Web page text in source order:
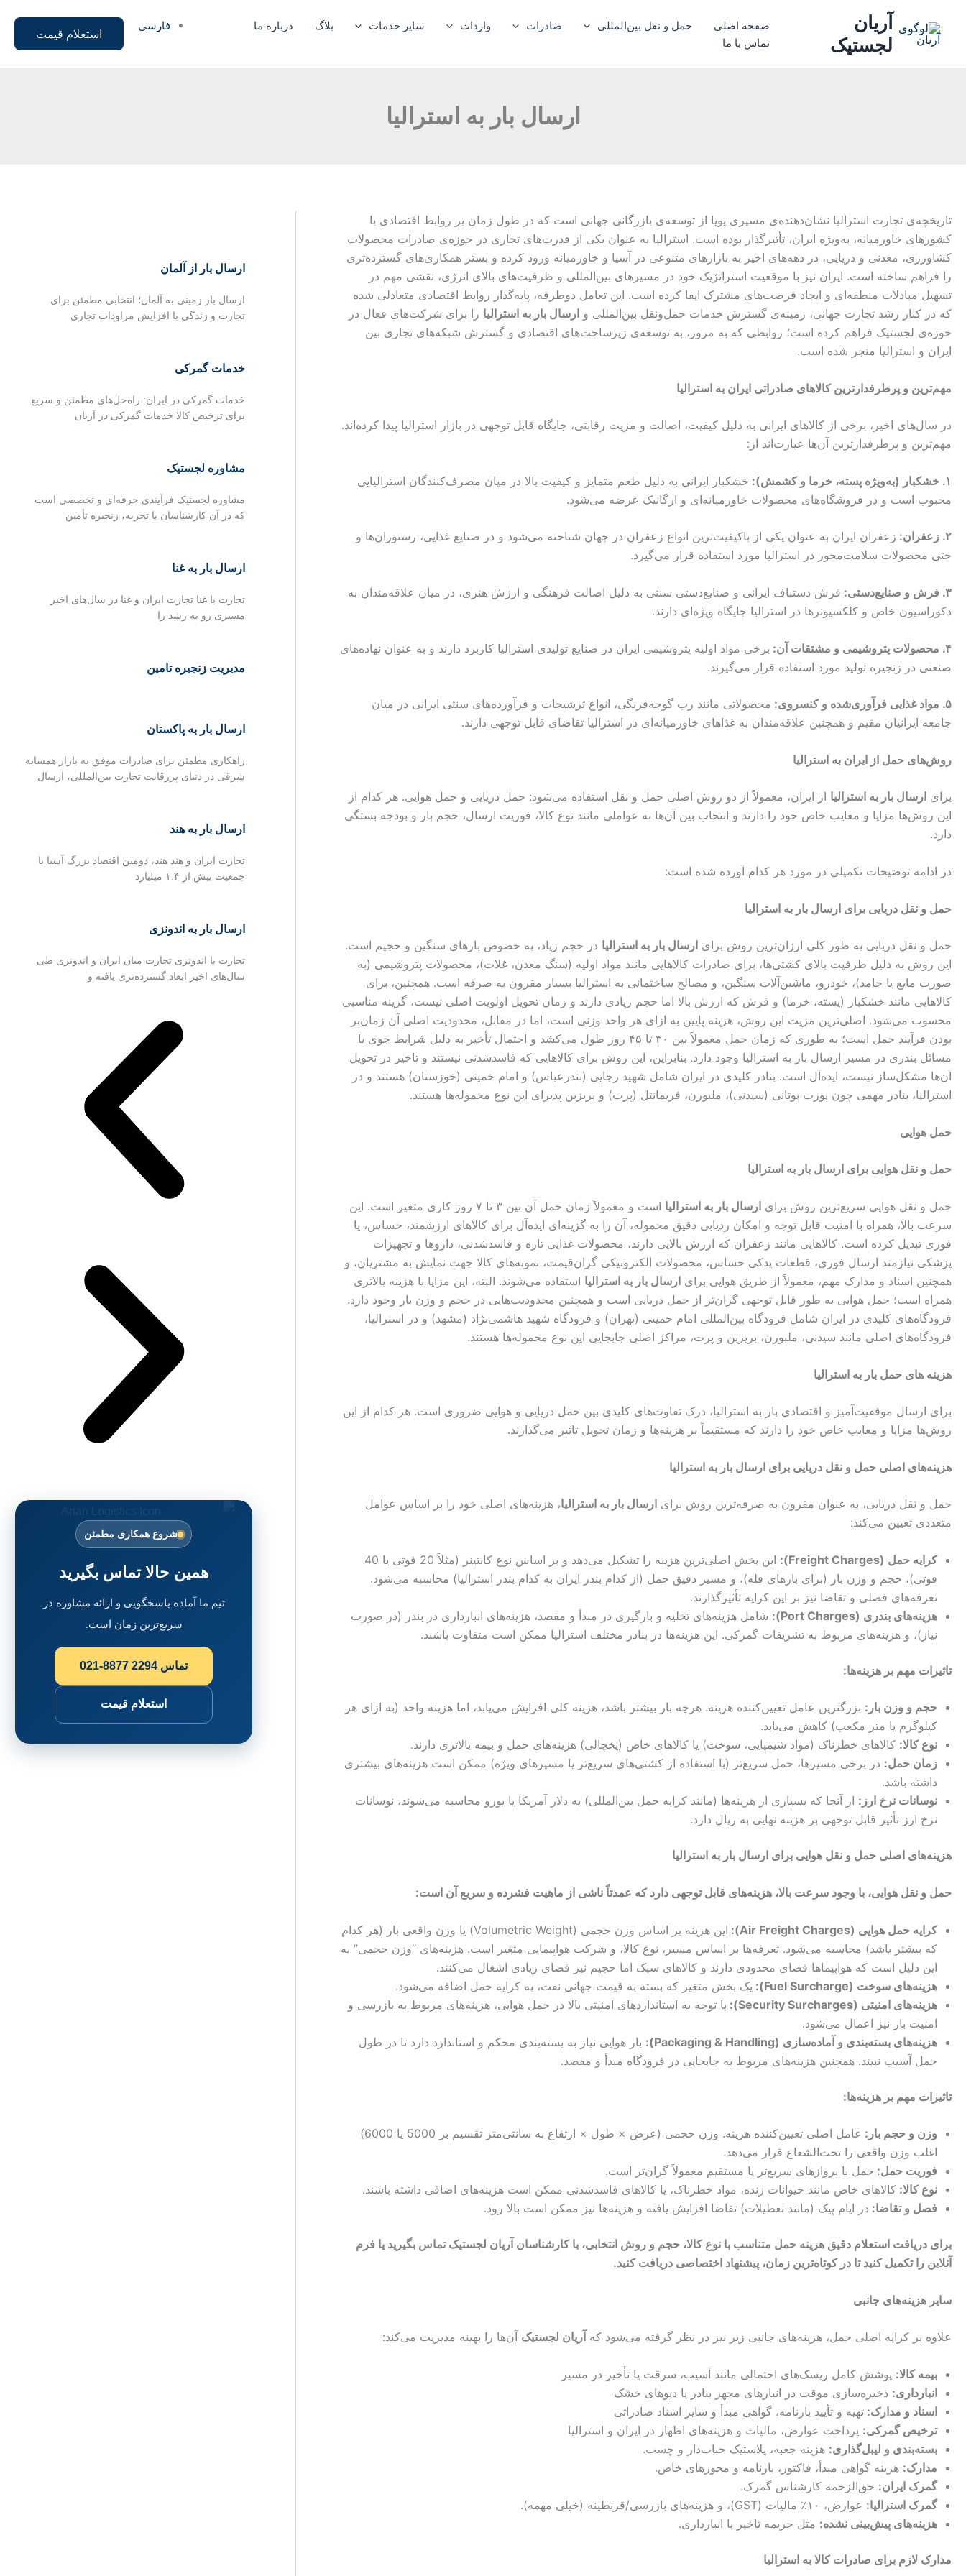
آریان
لجستیک
صفحه اصلی حمل و نقل بین‌المللی صادرات واردات سایر خدمات بلاگ
درباره ما
تماس با ما
فارسی
استعلام قیمت
ارسال بار به استرالیا
تاریخچه‌ی تجارت استرالیا نشان‌دهنده‌ی مسیری پویا از توسعه‌ی بازرگانی جهانی است که در طول زمان بر روابط اقتصادی با
کشورهای خاورمیانه، به‌ویژه ایران، تأثیرگذار بوده است. استرالیا به عنوان یکی از قدرت‌های تجاری در حوزه‌ی صادرات محصولات
کشاورزی، معدنی و دریایی، در دهه‌های اخیر به بازارهای متنوعی در آسیا و خاورمیانه ورود کرده و بستر همکاری‌های گسترده‌تری
را فراهم ساخته است. ایران نیز با موقعیت استراتژیک خود در مسیرهای بین‌المللی و ظرفیت‌های بالای انرژی، نقشی مهم در
تسهیل مبادلات منطقه‌ای و ایجاد فرصت‌های مشترک ایفا کرده است. این تعامل دوطرفه، پایه‌گذار روابط اقتصادی متعادلی شده
که در کنار رشد تجارت جهانی، زمینه‌ی گسترش خدمات حمل‌ونقل بین‌المللی و ارسال بار به استرالیا را برای شرکت‌های فعال در
حوزه‌ی لجستیک فراهم کرده است؛ روابطی که به مرور، به توسعه‌ی زیرساخت‌های اقتصادی و گسترش شبکه‌های تجاری بین
ایران و استرالیا منجر شده است.
مهم‌ترین و پرطرفدارترین کالاهای صادراتی ایران به استرالیا
در سال‌های اخیر، برخی از کالاهای ایرانی به دلیل کیفیت، اصالت و مزیت رقابتی، جایگاه قابل توجهی در بازار استرالیا پیدا کرده‌اند.
مهم‌ترین و پرطرفدارترین آن‌ها عبارت‌اند از:
۱. خشکبار (به‌ویژه پسته، خرما و کشمش):
خشکبار ایرانی به دلیل طعم متمایز و کیفیت بالا در میان مصرف‌کنندگان استرالیایی
محبوب است و در فروشگاه‌های محصولات خاورمیانه‌ای و ارگانیک عرضه می‌شود.
۲. زعفران:
زعفران ایران به عنوان یکی از باکیفیت‌ترین انواع زعفران در جهان شناخته می‌شود و در صنایع غذایی، رستوران‌ها و
حتی محصولات سلامت‌محور در استرالیا مورد استفاده قرار می‌گیرد.
۳. فرش و صنایع‌دستی:
فرش دستباف ایرانی و صنایع‌دستی سنتی به دلیل اصالت فرهنگی و ارزش هنری، در میان علاقه‌مندان به
دکوراسیون خاص و کلکسیونرها در استرالیا جایگاه ویژه‌ای دارند.
۴. محصولات پتروشیمی و مشتقات آن:
برخی مواد اولیه پتروشیمی ایران در صنایع تولیدی استرالیا کاربرد دارند و به عنوان نهاده‌های
صنعتی در زنجیره تولید مورد استفاده قرار می‌گیرند.
۵. مواد غذایی فرآوری‌شده و کنسروی:
محصولاتی مانند رب گوجه‌فرنگی، انواع ترشیجات و فرآورده‌های سنتی ایرانی در میان
جامعه ایرانیان مقیم و همچنین علاقه‌مندان به غذاهای خاورمیانه‌ای در استرالیا تقاضای قابل توجهی دارند.
روش‌های حمل از ایران به استرالیا
برای ارسال بار به استرالیا از ایران، معمولاً از دو روش اصلی حمل و نقل استفاده می‌شود: حمل دریایی و حمل هوایی. هر کدام از
این روش‌ها مزایا و معایب خاص خود را دارند و انتخاب بین آن‌ها به عواملی مانند نوع کالا، فوریت ارسال، حجم بار و بودجه بستگی
دارد.
در ادامه توضیحات تکمیلی در مورد هر کدام آورده شده است:
حمل و نقل دریایی برای ارسال بار به استرالیا
حمل و نقل دریایی به طور کلی ارزان‌ترین روش برای ارسال بار به استرالیا در حجم زیاد، به خصوص بارهای سنگین و حجیم است.
این روش به دلیل ظرفیت بالای کشتی‌ها، برای صادرات کالاهایی مانند مواد اولیه (سنگ معدن، غلات)، محصولات پتروشیمی (به
صورت مایع یا جامد)، خودرو، ماشین‌آلات سنگین، و مصالح ساختمانی به استرالیا بسیار مقرون به صرفه است. همچنین، برای
کالاهایی مانند خشکبار (پسته، خرما) و فرش که ارزش بالا اما حجم زیادی دارند و زمان تحویل اولویت اصلی نیست، گزینه مناسبی
محسوب می‌شود. اصلی‌ترین مزیت این روش، هزینه پایین به ازای هر واحد وزنی است، اما در مقابل، محدودیت اصلی آن زمان‌بر
بودن فرآیند حمل است؛ به طوری که زمان حمل معمولاً بین ۳۰ تا ۴۵ روز طول می‌کشد و احتمال تأخیر به دلیل شرایط جوی یا
مسائل بندری در مسیر ارسال بار به استرالیا وجود دارد. بنابراین، این روش برای کالاهایی که فاسدشدنی نیستند و تاخیر در تحویل
آن‌ها مشکل‌ساز نیست، ایده‌آل است. بنادر کلیدی در ایران شامل شهید رجایی (بندرعباس) و امام خمینی (خوزستان) هستند و در
استرالیا، بنادر مهمی چون پورت بوتانی (سیدنی)، ملبورن، فریمانتل (پرت) و بریزبن پذیرای این نوع محموله‌ها هستند.
حمل هوایی
حمل و نقل هوایی برای ارسال بار به استرالیا
حمل و نقل هوایی سریع‌ترین روش برای ارسال بار به استرالیا
است و معمولاً زمان حمل آن بین ۳ تا ۷ روز کاری متغیر است. این
سرعت بالا، همراه با امنیت قابل توجه و امکان ردیابی دقیق محموله، آن را به گزینه‌ای ایده‌آل برای کالاهای ارزشمند، حساس، یا
فوری تبدیل کرده است. کالاهایی مانند زعفران که ارزش بالایی دارند، محصولات غذایی تازه و فاسدشدنی، داروها و تجهیزات
پزشکی نیازمند ارسال فوری، قطعات یدکی حساس، محصولات الکترونیکی گران‌قیمت، نمونه‌های کالا جهت نمایش به مشتریان، و
همچنین اسناد و مدارک مهم، معمولاً از طریق هوایی برای ارسال بار به استرالیا استفاده می‌شوند. البته، این مزایا با هزینه بالاتری
همراه است؛ حمل هوایی به طور قابل توجهی گران‌تر از حمل دریایی است و همچنین محدودیت‌هایی در حجم و وزن بار وجود دارد.
فرودگاه‌های کلیدی در ایران شامل فرودگاه بین‌المللی امام خمینی (تهران) و فرودگاه شهید هاشمی‌نژاد (مشهد) و در استرالیا،
فرودگاه‌های اصلی مانند سیدنی، ملبورن، بریزبن و پرت، مراکز اصلی جابجایی این نوع محموله‌ها هستند.
هزینه های حمل بار به استرالیا
برای ارسال موفقیت‌آمیز و اقتصادی بار به استرالیا، درک تفاوت‌های کلیدی بین حمل دریایی و هوایی ضروری است. هر کدام از این
روش‌ها مزایا و معایب خاص خود را دارند که مستقیماً بر هزینه‌ها و زمان تحویل تاثیر می‌گذارند.
هزینه‌های اصلی حمل و نقل دریایی برای ارسال بار به استرالیا
حمل و نقل دریایی، به عنوان مقرون به صرفه‌ترین روش برای ارسال بار به استرالیا، هزینه‌های اصلی خود را بر اساس عوامل
متعددی تعیین می‌کند:
کرایه حمل (Freight Charges
):
این بخش اصلی‌ترین هزینه را تشکیل می‌دهد و بر اساس نوع کانتینر (مثلاً 20 فوتی یا 40
فوتی)، حجم و وزن بار (برای بارهای فله)، و مسیر دقیق حمل (از کدام بندر ایران به کدام بندر استرالیا) محاسبه می‌شود.
تعرفه‌های فصلی و تقاضا نیز بر این کرایه تأثیرگذارند.
هزینه‌های بندری (Port Charges
): شامل هزینه‌های تخلیه و بارگیری در مبدأ و مقصد، هزینه‌های انبارداری در بندر (در صورت
نیاز)، و هزینه‌های مربوط به تشریفات گمرکی. این هزینه‌ها در بنادر مختلف استرالیا ممکن است متفاوت باشند.
تاثیرات مهم بر هزینه‌ها:
حجم و وزن بار: بزرگترین عامل تعیین‌کننده هزینه. هرچه بار بیشتر باشد، هزینه کلی افزایش می‌یابد، اما هزینه واحد (به ازای هر
کیلوگرم یا متر مکعب) کاهش می‌یابد.
نوع کالا: کالاهای خطرناک (مواد شیمیایی، سوخت) یا کالاهای خاص (یخچالی) هزینه‌های حمل و بیمه بالاتری دارند.
زمان حمل: در برخی مسیرها، حمل سریع‌تر (با استفاده از کشتی‌های سریع‌تر یا مسیرهای ویژه) ممکن است هزینه‌های بیشتری
داشته باشد.
نوسانات نرخ ارز: از آنجا که بسیاری از هزینه‌ها (مانند کرایه حمل بین‌المللی) به دلار آمریکا یا یورو محاسبه می‌شوند، نوسانات
نرخ ارز تأثیر قابل توجهی بر هزینه نهایی به ریال دارد.
هزینه‌های اصلی حمل و نقل هوایی برای ارسال بار به استرالیا
حمل و نقل هوایی، با وجود سرعت بالا، هزینه‌های قابل توجهی دارد که عمدتاً ناشی از ماهیت فشرده و سریع آن است:
کرایه حمل هوایی (Air Freight Charges
):
این هزینه بر اساس وزن حجمی (Volumetric Weight) یا وزن واقعی بار (هر کدام
که بیشتر باشد) محاسبه می‌شود. تعرفه‌ها بر اساس مسیر، نوع کالا، و شرکت هواپیمایی متغیر است. هزینه‌های “وزن حجمی” به
این دلیل است که هواپیماها فضای محدودی دارند و کالاهای سبک اما حجیم نیز فضای زیادی اشغال می‌کنند.
هزینه‌های سوخت (Fuel Surcharge
): یک بخش متغیر که بسته به قیمت جهانی نفت، به کرایه حمل اضافه می‌شود.
هزینه‌های امنیتی (Security Surcharges
): با توجه به استانداردهای امنیتی بالا در حمل هوایی، هزینه‌های مربوط به بازرسی و
امنیت بار نیز اعمال می‌شود.
هزینه‌های بسته‌بندی و آماده‌سازی (
Packaging & Handling
): بار هوایی نیاز به بسته‌بندی محکم و استاندارد دارد تا در طول
حمل آسیب نبیند. همچنین هزینه‌های مربوط به جابجایی در فرودگاه مبدأ و مقصد.
تاثیرات مهم بر هزینه‌ها:
وزن و حجم بار:
عامل اصلی تعیین‌کننده هزینه. وزن حجمی (عرض × طول × ارتفاع به سانتی‌متر تقسیم بر 5000 یا 6000)
اغلب وزن واقعی را تحت‌الشعاع قرار می‌دهد.
فوریت حمل: حمل با پروازهای سریع‌تر یا مستقیم معمولاً گران‌تر است.
نوع کالا: کالاهای خاص مانند حیوانات زنده، مواد خطرناک، یا کالاهای فاسدشدنی ممکن است هزینه‌های اضافی داشته باشند.
فصل و تقاضا: در ایام پیک (مانند تعطیلات) تقاضا افزایش یافته و هزینه‌ها نیز ممکن است بالا رود.
برای دریافت استعلام دقیق هزینه حمل متناسب با نوع کالا، حجم و روش انتخابی، با کارشناسان آریان لجستیک تماس بگیرید یا فرم
آنلاین را تکمیل کنید تا در کوتاه‌ترین زمان، پیشنهاد اختصاصی دریافت کنید.
سایر هزینه‌های جانبی
علاوه بر کرایه اصلی حمل، هزینه‌های جانبی زیر نیز در نظر گرفته می‌شود که آریان لجستیک آن‌ها را بهینه مدیریت می‌کند:
بیمه کالا: پوشش کامل ریسک‌های احتمالی مانند آسیب، سرقت یا تأخیر در مسیر
انبارداری: ذخیره‌سازی موقت در انبارهای مجهز بنادر یا دپوهای خشک
اسناد و مدارک: تهیه و تأیید بارنامه، گواهی مبدأ و سایر اسناد صادراتی
ترخیص گمرکی: پرداخت عوارض، مالیات و هزینه‌های اظهار در ایران و استرالیا
بسته‌بندی و لیبل‌گذاری: هزینه جعبه، پلاستیک حباب‌دار و چسب.
مدارک: هزینه گواهی مبدأ، فاکتور، بارنامه و مجوزهای خاص.
گمرک ایران: حق‌الزحمه کارشناس گمرک.
گمرک استرالیا: عوارض، ۱۰٪ مالیات (GST)، و هزینه‌های بازرسی/قرنطینه (خیلی مهمه).
هزینه‌های پیش‌بینی نشده: مثل جریمه تاخیر یا انبارداری.
مدارک لازم برای صادرات کالا به استرالیا
ارسال بار از آلمان
ارسال بار زمینی به آلمان؛ انتخابی مطمئن برای
تجارت و زندگی با افزایش مراودات تجاری
خدمات گمرکی
خدمات گمرکی در ایران: راه‌حل‌های مطمئن و سریع
برای ترخیص کالا خدمات گمرکی در آریان
مشاوره لجستیک
مشاوره لجستیک فرآیندی حرفه‌ای و تخصصی است
که در آن کارشناسان با تجربه، زنجیره تأمین
ارسال بار به غنا
تجارت با غنا تجارت ایران و غنا در سال‌های اخیر
مسیری رو به رشد را
مدیریت زنجیره تامین
ارسال بار به پاکستان
راهکاری مطمئن برای صادرات موفق به بازار همسایه
شرقی در دنیای پررقابت تجارت بین‌المللی، ارسال
ارسال بار به هند
تجارت ایران و هند هند، دومین اقتصاد بزرگ آسیا با
جمعیت بیش از ۱.۴ میلیارد
ارسال بار به اندونزی
تجارت با اندونزی تجارت میان ایران و اندونزی طی
سال‌های اخیر ابعاد گسترده‌تری یافته و
شروع همکاری مطمئن
همین حالا تماس بگیرید
تیم ما آماده پاسخگویی و ارائه مشاوره در
سریع‌ترین زمان است.
تماس 021-8877 2294
استعلام قیمت